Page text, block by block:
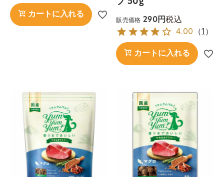
カートに入れる
販売価格 290 税込
4.00 （1 ）
カートに入れる